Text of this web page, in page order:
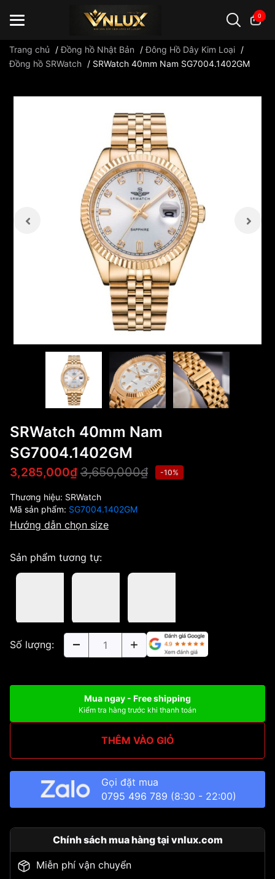
0
Trang chủ /Đồng hồ Nhật Bản /Đông Hồ Dây Kim Loại /
Đồng hồ SRWatch / SRWatch 40mm Nam SG7004.1402GM
SRWatch 40mm Nam
SG7004.1402GM
3,285,000₫ 3,650,000₫ -10%
Thương hiệu: SRWatch
Mã sản phẩm: SG7004.1402GM
Hướng dẫn chọn size
Sản phẩm tương tự:
Số lượng:
Mua ngay - Free shipping
Kiểm tra hàng trước khi thanh toán
THÊM VÀO GIỎ
Gọi đặt mua
0795 496 789 (8:30 - 22:00)
Chính sách mua hàng tại vnlux.com
Miễn phí vận chuyển